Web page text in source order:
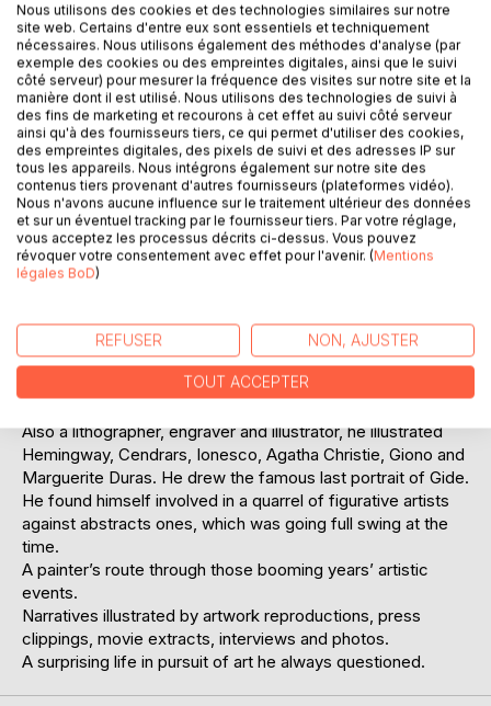
DESCRIPTION
An extraordinary artistic and creative impulse followed
WWII dark years. As early as 1946, André Minaux, artist and
painter, shared it.
His friends were Mourlot (master lithographer), Buffet,
Lorjou and Rebeyrolle (painters) and Jean Lacouture
(author and historian).
His exceptional talent was unveiled by happenstance,
fateful events and encouraged by great elders such as
Picasso, Cocteau, Vlaminck, F.Desnoyer, Fernand Léger,
Art lovers were seduced by his original and powerful art.
Minaux exhibited in galleries, museums and in important
Also a lithographer, engraver and illustrator, he illustrated
Hemingway, Cendrars, Ionesco, Agatha Christie, Giono and
Marguerite Duras. He drew the famous last portrait of Gide.
He found himself involved in a quarrel of figurative artists
against abstracts ones, which was going full swing at the
time.
A painter’s route through those booming years’ artistic
events.
Narratives illustrated by artwork reproductions, press
clippings, movie extracts, interviews and photos.
A surprising life in pursuit of art he always questioned.
Nous utilisons des cookies et des technologies similaires sur notre
site web. Certains d'entre eux sont essentiels et techniquement
nécessaires. Nous utilisons également des méthodes d'analyse (par
exemple des cookies ou des empreintes digitales, ainsi que le suivi
côté serveur) pour mesurer la fréquence des visites sur notre site et la
manière dont il est utilisé. Nous utilisons des technologies de suivi à
des fins de marketing et recourons à cet effet au suivi côté serveur
ainsi qu'à des fournisseurs tiers, ce qui permet d'utiliser des cookies,
des empreintes digitales, des pixels de suivi et des adresses IP sur
tous les appareils. Nous intégrons également sur notre site des
contenus tiers provenant d'autres fournisseurs (plateformes vidéo).
Nous n'avons aucune influence sur le traitement ultérieur des données
et sur un éventuel tracking par le fournisseur tiers. Par votre réglage,
vous acceptez les processus décrits ci-dessus. Vous pouvez
révoquer votre consentement avec effet pour l'avenir. (Mentions
légales BoD)
REFUSER NON, AJUSTER
TOUT ACCEPTER